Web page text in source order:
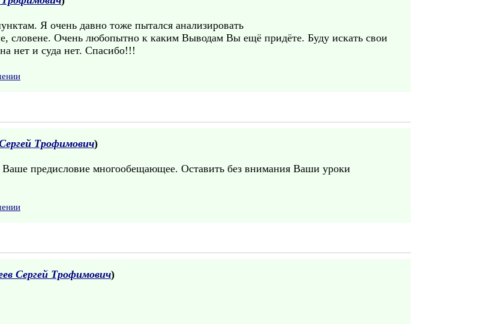
Я очень давно тоже пытался анализировать
словене. Очень любопытно к каким Выводам Вы ещё придёте. Буду искать свои
нет и суда нет. Спасибо!!!
Трофимович)
Ваше предисловие многообещающее. Оставить без внимания Ваши уроки
Сергей Трофимович)